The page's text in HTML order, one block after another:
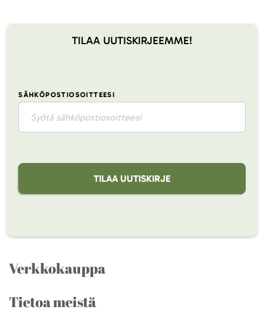
TILAA UUTISKIRJEEMME!
SÄHKÖPOSTIOSOITTEESI
TILAA UUTISKIRJE
Verkkokauppa
Tietoa meistä